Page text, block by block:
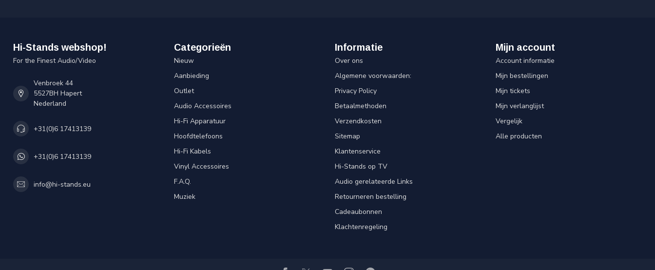
Hi-Stands webshop!
For the Finest Audio/Video
Venbroek 44
5527BH Hapert
Nederland
+31(0)6 17413139
+31(0)6 17413139
info@hi-stands.eu
Categorieën
Nieuw
Aanbieding
Outlet
Audio Accessoires
Hi-Fi Apparatuur
Hoofdtelefoons
Hi-Fi Kabels
Vinyl Accessoires
F.A.Q.
Muziek
Informatie
Over ons
Algemene voorwaarden:
Privacy Policy
Betaalmethoden
Verzendkosten
Sitemap
Klantenservice
Hi-Stands op TV
Audio gerelateerde Links
Retourneren bestelling
Cadeaubonnen
Klachtenregeling
Mijn account
Account informatie
Mijn bestellingen
Mijn tickets
Mijn verlanglijst
Vergelijk
Alle producten